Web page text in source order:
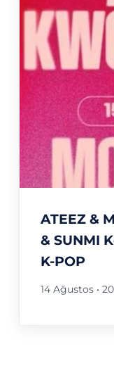
ATEEZ &
& SUNMI
K-POP
14 Ağustos •